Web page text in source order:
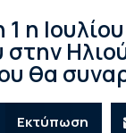
η
στην
θα
Εκτύπωση